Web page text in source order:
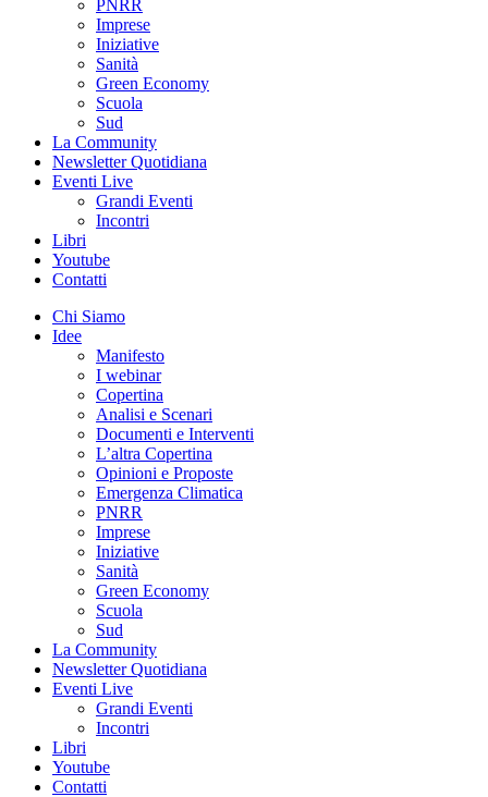
PNRR
Imprese
Iniziative
Sanità
Green Economy
Scuola
Sud
La Community
Newsletter Quotidiana
Eventi Live
Grandi Eventi
Incontri
Libri
Youtube
Contatti
Chi Siamo
Idee
Manifesto
I webinar
Copertina
Analisi e Scenari
Documenti e Interventi
L’altra Copertina
Opinioni e Proposte
Emergenza Climatica
PNRR
Imprese
Iniziative
Sanità
Green Economy
Scuola
Sud
La Community
Newsletter Quotidiana
Eventi Live
Grandi Eventi
Incontri
Libri
Youtube
Contatti